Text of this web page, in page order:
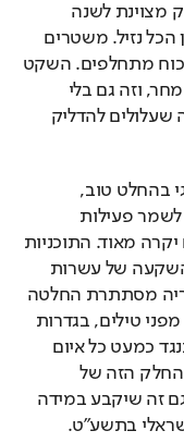
כל אלה מעמידים את ישראל בנקודת זינוק מצוינת לשנה
החדשה, אבל עם כוכבית: במזרח התיכון הכל נזיל. משטרים
קמים ונופלים, בריתות משתנות, מוקדי כוח מתחלפים. השקט
של היום עשוי להפוך ברגע למלחמה של מחר, וזה גם בלי
להתייחס למפגע הבודד או לרקטה יחידה שעלולים להדליק
המשמעות היא שגם תחת מצב אסטרטגי בהחלט טוב,
והרתעה חזקה, ישראל מאוימת, וצריכה לשמר פעילות
ביטחונית פיזית, סיזיפית ואינסופית, וגם יקרה מאוד. התוכניות
השונות שנחשפו בשבועות האחרונים להשקעה של עשרות
מיליארדים בביטחון אמרו מעט, שמאחוריה מסתתרת החלטה
ישראלית למגן את עצמה לדעת: בטילים מפני טילים, בגדרות
מפני מחבלים, ובשלל אמצעים נוספים כנגד כמעט כל איום
אפשרי אחר. בשונה מהפעילות במב"מ, החלק הזה של
הפעילות הביטחונית יורגש וייראה. הוא גם זה שיקבע במידה
בתשע"ט.